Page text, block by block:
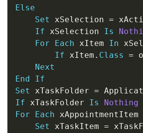
Else
Set
xSelection =
If xSelection Is
For
Each xItem In
If xItem . Class =
Next
End
If
Set
xTaskFolder =
If xTaskFolder Is Nothing
For
Each xAppointmentItem
Set
xTaskItem =